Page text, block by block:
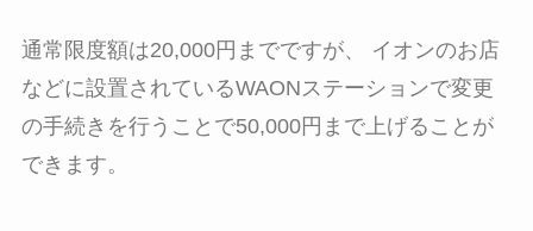
通常限度額は20,000円までですが、 イオンのお店
などに設置されているWAONステーションで変更
の手続きを行うことで50,000円まで上げることが
できます。